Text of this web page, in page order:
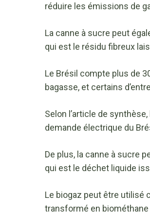
réduire les émissions de
La canne à sucre peut
qui est le résidu fibreux
Le Brésil compte plus de
bagasse, et certains
Selon l’article de
demande électrique du
De plus, la canne à sucre
qui est le déchet liquide
Le biogaz peut être utilisé
transformé en